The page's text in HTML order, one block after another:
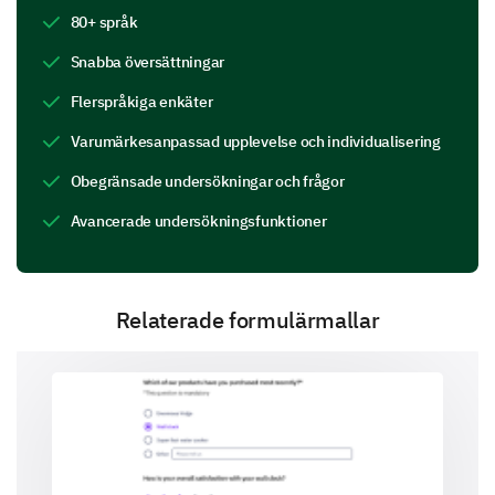
musical activities?
What types of musical productions were you
Chorus
Instrumental Ensemble
Dance Troop
Other (please specify)
80+ språk
Snabba översättningar
Flerspråkiga enkäter
Varumärkesanpassad upplevelse och individualisering
Obegränsade undersökningar och frågor
Avancerade undersökningsfunktioner
Relaterade formulärmallar